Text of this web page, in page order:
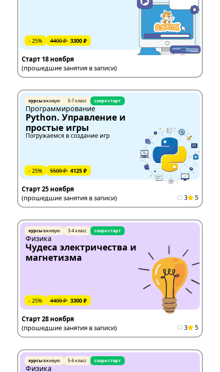
- 25% 4400 ₽ 3300 ₽
Старт 18 ноября
(прошедшие занятия в записи)
курсывживую 5-7 класс скоро старт
Программирование
Python. Управление и
простые игры
Погружаемся в создание игр
- 25% 5500 ₽ 4125 ₽
Старт 25 ноября
(прошедшие занятия в записи)
3 5
курсывживую 3-4 класс скоро старт
Физика
Чудеса электричества и
магнетизма
- 25% 4400 ₽ 3300 ₽
Старт 28 ноября
(прошедшие занятия в записи)
3 5
курсывживую 5-6 класс скоро старт
Физика